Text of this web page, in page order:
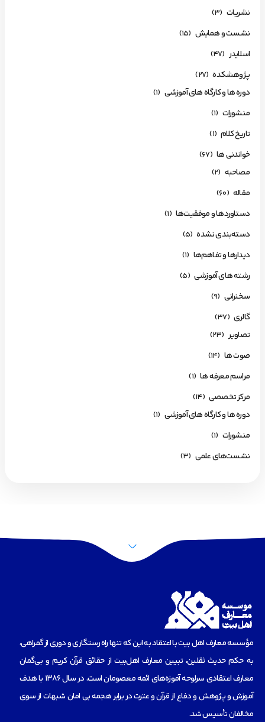
نشریات (3)
نشست و همایش (15)
اسلایدر (47)
پژوهشکده (27)
دوره ها و کارگاه های آموزشی (1)
منشورات (1)
تاریخ کلام (1)
خواندنی ها (67)
مصاحبه (2)
مقاله (60)
دستاوردها و موفقیت‌ها (1)
دسته‌بندی نشده (5)
دیدارها و تفاهم‌ها (1)
رشته های آموزشی (5)
سخنرانی (9)
گالری (37)
تصاویر (23)
صوت ها (14)
مراسم معرفه ها (1)
مرکز تخصصی (14)
دوره ها و کارگاه های آموزشی (1)
منشورات (1)
نشست‌های علمی (3)
مؤسسه‌ معارف اهل بیت با اعتقاد به این که تنها راه رستگاری و دوری از گمراهی،
به حکم حدیث ثقلین، تبیین معارف اهل‌بیت از حقائق قرآن کریم و بی‌گمان
معارف اعتقادی سرلوحه آموزه‌های ائمه معصومان است، در سال 1386 با هدف
آموزش و پژوهش و دفاع از قرآن و عترت در برابر هجمه بی امان شبهات از سوی
مخالفان تأسیس شد.